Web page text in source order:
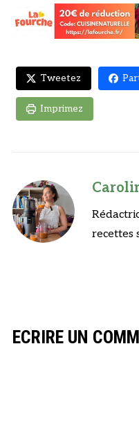
Tweetez
Imprimez
recettes
ECRIRE UN